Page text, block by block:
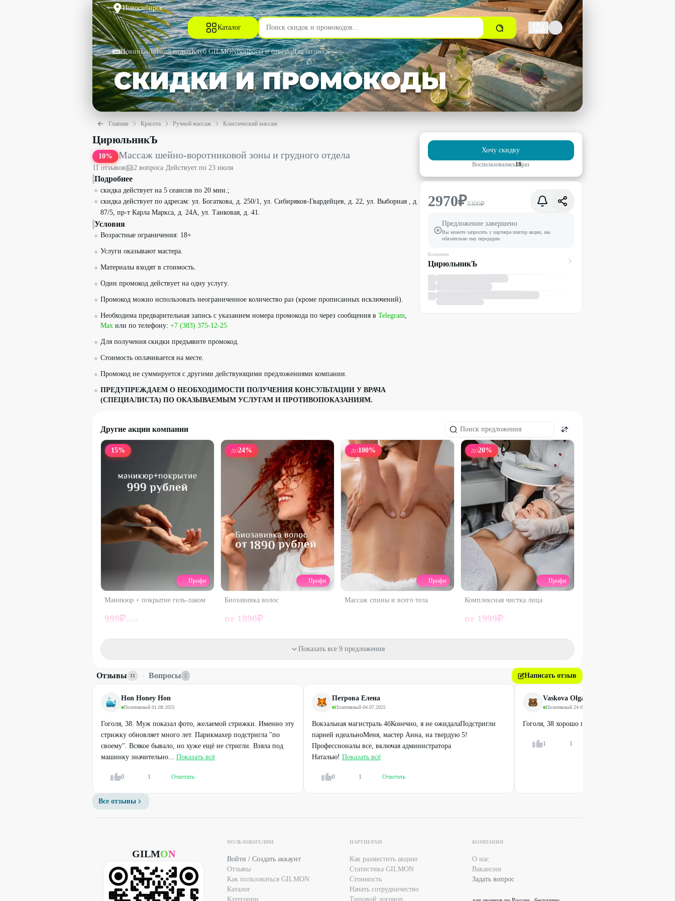
Новосибирск
Каталог
НовинкиЛетний отдыхКлуб GILMONВопросы и ответыДля бизнеса
Главная Красота Ручной массаж Классический массаж
Массаж шейно-воротниковой зоны и грудного отдела со скидкой 10% - ЦирюльникЪ в Новосибирске
ЦирюльникЪ
10% Массаж шейно-воротниковой зоны и грудного отдела
11отзывов 2 вопроса·Действует по 23 июля
Подробнее
скидка действует на 5 сеансов по 20 мин.;
скидка действует по адресам: ул. Богаткова, д. 250/1, ул. Сибиряков-Гвардейцев, д. 22, ул. Выборная , д.
87/5, пр-т Карла Маркса, д. 24А, ул. Танковая, д. 41.
Условия
Возрастные ограничения: 18+
Услуги оказывают мастера.
Материалы входят в стоимость.
Один промокод действует на одну услугу.
Промокод можно использовать неограниченное количество раз (кроме прописанных исключений).
Необходима предварительная запись с указанием номера промокода по через сообщения в Telegram,
Max или по телефону: +7 (383) 375-12-25
Для получения скидки предъявите промокод.
Стоимость оплачивается на месте.
Промокод не суммируется с другими действующими предложениями компании.
ПРЕДУПРЕЖДАЕМ О НЕОБХОДИМОСТИ ПОЛУЧЕНИЯ КОНСУЛЬТАЦИИ У ВРАЧА
(СПЕЦИАЛИСТА) ПО ОКАЗЫВАЕМЫМ УСЛУГАМ И ПРОТИВОПОКАЗАНИЯМ.
Хочу скидку
Воспользовались18раз
2970₽3300₽
Предложение завершено
Вы можете запросить у партнера повтор акции, мы
обязательно ему передадим
Компания
ЦирюльникЪ
Другие акции компании
15%
Профи
Маникюр + покрытие гель-лаком
999₽
ДО24%
Профи
Биозавивка волос
от 1890₽
ДО100%
Профи
Массаж спины и всего тела
ДО20%
Профи
Комплексная чистка лица
от 1999₽
Профи
Массаж лица и консультация
косметолога
Профи
50%
Показать все 9 предложения
Отзывы 11 · Вопросы 2 Написать отзыв
Hon Honey Hon
Позитивный·01.08.2025
Гоголя, 38. Муж показал фото, желаемой стрижки. Именно эту
стрижку обновляет много лет. Парикмахер подстригла "по
своему". Всякое бывало, но хуже ещё не стригли. Взяла под
машинку значительно... Показать всё
0 1 Ответить
Петрова Елена
Позитивный·04.07.2025
Вокзальная магистраль 4бКонечно, я не ожидалаПодстригли
парней идеальноМеня, мастер Анна, на твердую 5!
Профессионалы все, включая администратора
Наталью! Показать всё
0 1 Ответить
Vaskova Olga
Позитивный·24.06.2025
Гоголя, 38 хорошо постригли
1 1
Все отзывы
GILMON
ПОЛЬЗОВАТЕЛЯМ
Войти / Создать аккаунт
Отзывы
Как пользоваться GILMON
Каталог
Категории
ПАРТНЕРАМ
Как разместить акцию
Статистика GILMON
Стоимость
Начать сотрудничество
Типовой договор
КОМПАНИЯ
О нас
Вакансии
Задать вопрос